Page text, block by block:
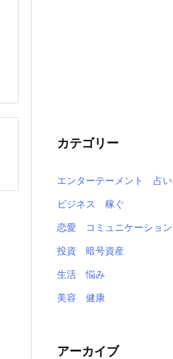
カテゴリー
エンターテーメント 占い
ビジネス 稼ぐ
恋愛 コミュニケーション
投資 暗号資産
生活 悩み
美容 健康
アーカイブ